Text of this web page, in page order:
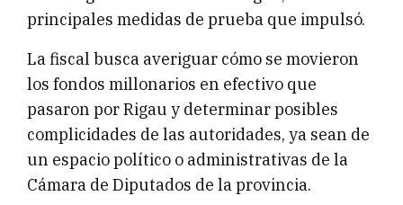
principales medidas de prueba que impulsó.
La fiscal busca averiguar cómo se movieron
los fondos millonarios en efectivo que
pasaron por Rigau y determinar posibles
complicidades de las autoridades, ya sean de
un espacio político o administrativas de la
Cámara de Diputados de la provincia.